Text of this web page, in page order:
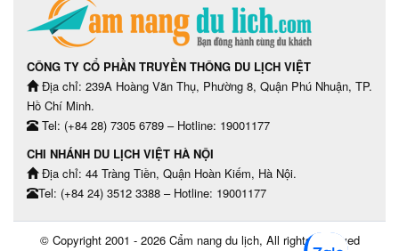
CÔNG TY CỔ PHẦN TRUYỀN THÔNG DU LỊCH VIỆT
Địa chỉ: 239A Hoàng Văn Thụ, Phường 8, Quận Phú Nhuận, TP.
Hồ Chí Minh.
Tel: (+84 28) 7305 6789 – Hotline: 19001177
CHI NHÁNH DU LỊCH VIỆT HÀ NỘI
Địa chỉ: 44 Tràng Tiền, Quận Hoàn Kiếm, Hà Nội.
Tel: (+84 24) 3512 3388 – Hotline: 19001177
© Copyright 2001 - 2026 Cẩm nang du lịch, All rights reserved